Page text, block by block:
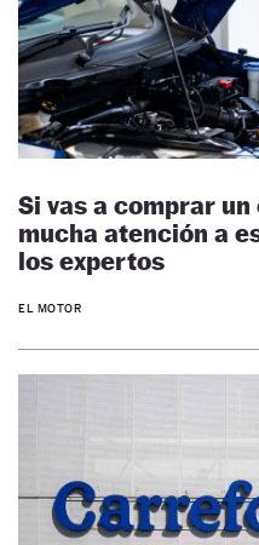
Si vas a comprar
mucha atención a
los expertos
EL MOTOR